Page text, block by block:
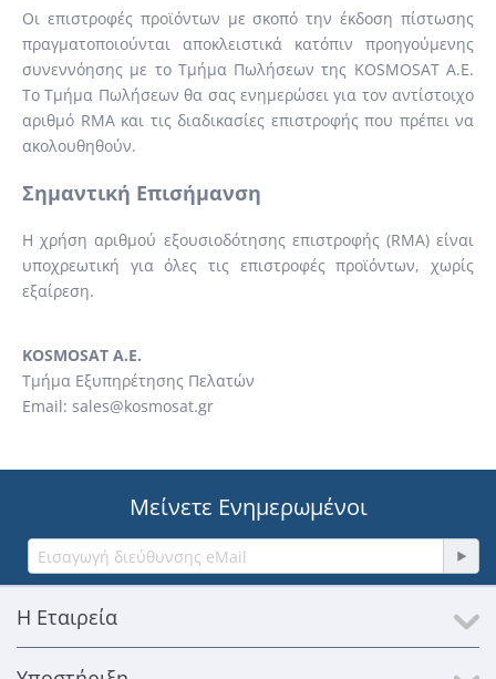
Οι επιστροφές προϊόντων με σκοπό την έκδοση πίστωσης
πραγματοποιούνται αποκλειστικά κατόπιν προηγούμενης
συνεννόησης με το Τμήμα Πωλήσεων της KOSMOSAT Α.Ε.
Το Τμήμα Πωλήσεων θα σας ενημερώσει για τον αντίστοιχο
αριθμό RMA και τις διαδικασίες επιστροφής που πρέπει να
ακολουθηθούν.
Σημαντική Επισήμανση
Η χρήση αριθμού εξουσιοδότησης επιστροφής (RMA) είναι
υποχρεωτική για όλες τις επιστροφές προϊόντων, χωρίς
εξαίρεση.
KOSMOSAT Α.Ε.
Τμήμα Εξυπηρέτησης Πελατών
Email: sales@kosmosat.gr
Μείνετε Ενημερωμένοι
Η Εταιρεία